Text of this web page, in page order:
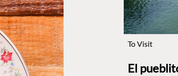
To Visit
El